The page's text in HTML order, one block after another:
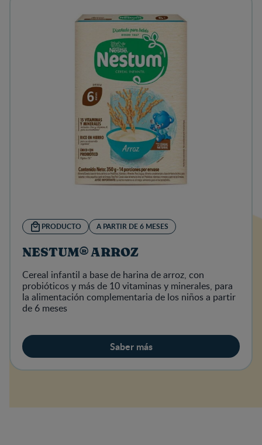
PRODUCTO A PARTIR DE 6 MESES
NESTUM® ARROZ
Cereal infantil a base de harina de arroz, con
probióticos y más de 10 vitaminas y minerales, para
la alimentación complementaria de los niños a partir
de 6 meses
Saber más